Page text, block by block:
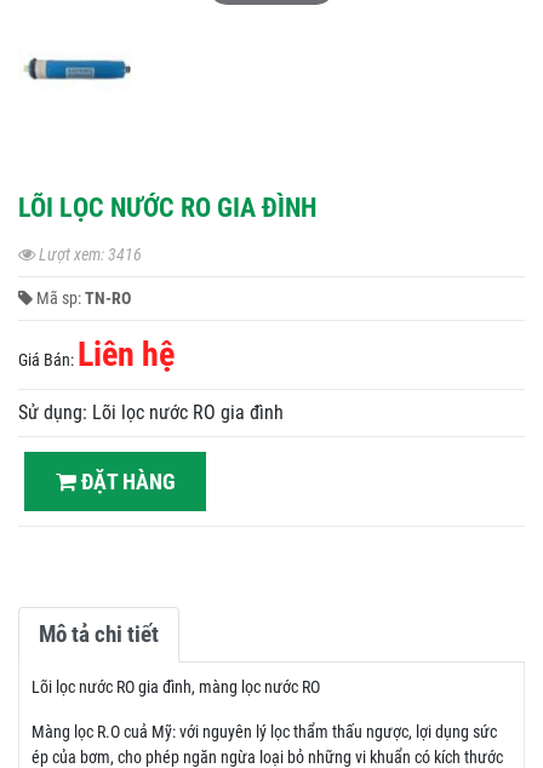
LÕI LỌC NƯỚC RO GIA ĐÌNH
Lượt xem: 3416
Mã sp:TN-RO
Giá Bán: Liên hệ
Sử dụng: Lõi lọc nước RO gia đình
ĐẶT HÀNG
Mô tả chi tiết
Lõi lọc nước RO gia đình, màng lọc nước RO
Màng lọc R.O cuả Mỹ: với nguyên lý lọc thẩm thấu ngược, lợi dụng sức
ép của bơm, cho phép ngăn ngừa loại bỏ những vi khuẩn có kích thước